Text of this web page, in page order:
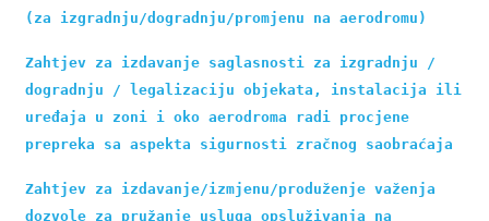
(za izgradnju/dogradnju/promjenu na aerodromu)
Zahtjev za izdavanje saglasnosti za izgradnju /
dogradnju / legalizaciju objekata, instalacija ili
uređaja u zoni i oko aerodroma radi procjene
prepreka sa aspekta sigurnosti zračnog saobraćaja
Zahtjev za izdavanje/izmjenu/produženje važenja
dozvole za pružanje usluga opsluživanja na